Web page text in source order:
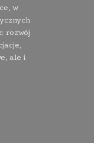
w
rozwój
ale i